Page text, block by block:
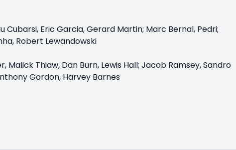
Cubarsi, Eric Garcia, Gerard Martin; Marc Bernal, Pedri;
Robert Lewandowski
Malick Thiaw, Dan Burn, Lewis Hall; Jacob Ramsey, Sandro
Gordon, Harvey Barnes